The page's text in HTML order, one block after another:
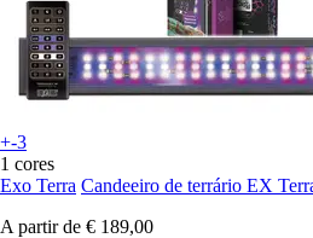
+-3
1 cores
Exo Terra Candeeiro de terrário EX
A partir de € 189,00